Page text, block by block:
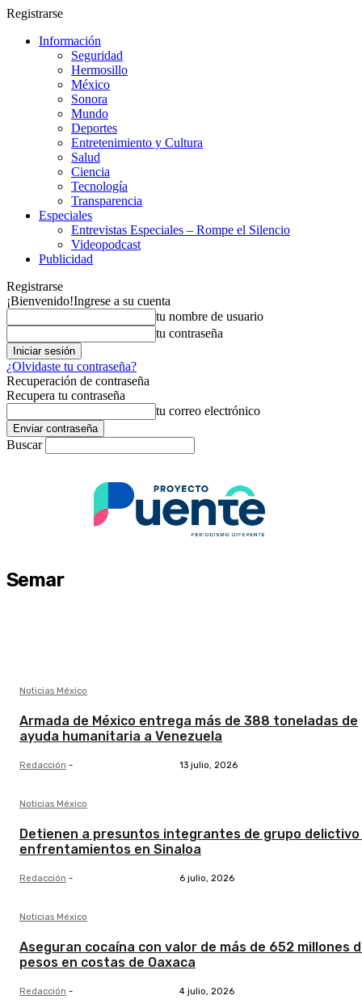
Registrarse
Información
Seguridad
Hermosillo
México
Sonora
Mundo
Deportes
Entretenimiento y Cultura
Salud
Ciencia
Tecnología
Transparencia
Especiales
Entrevistas Especiales – Rompe el Silencio
Videopodcast
Publicidad
Registrarse
¡Bienvenido!Ingrese a su cuenta
tu nombre de usuario
tu contraseña
¿Olvidaste tu contraseña?
Recuperación de contraseña
Recupera tu contraseña
tu correo electrónico
Buscar
Semar
Noticias México
Armada de México entrega más de 388 toneladas de
ayuda humanitaria a Venezuela
Redacción - 13 julio, 2026
Noticias México
Detienen a presuntos integrantes de grupo
enfrentamientos en Sinaloa
Redacción - 6 julio, 2026
Noticias México
Aseguran cocaína con valor de más de 652 millones
pesos en costas de Oaxaca
Redacción - 4 julio, 2026